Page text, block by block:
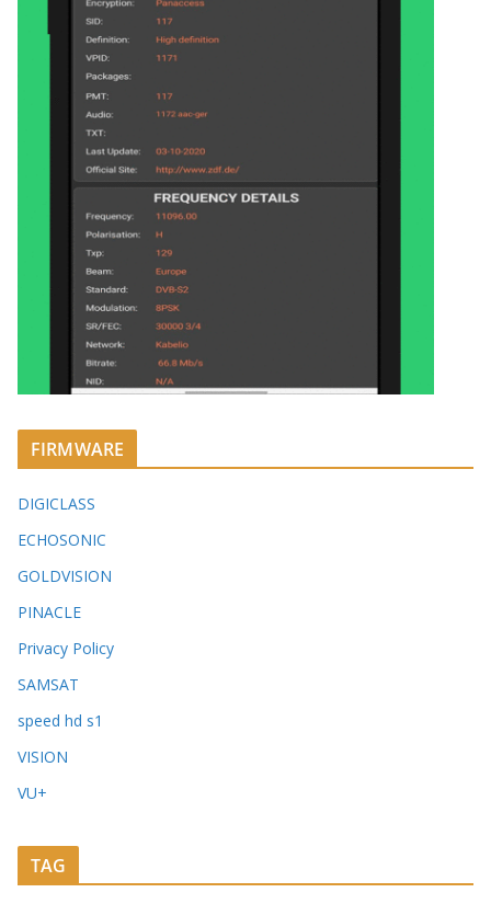
FIRMWARE
DIGICLASS
ECHOSONIC
GOLDVISION
PINACLE
Privacy Policy
SAMSAT
speed hd s1
VISION
VU+
TAG